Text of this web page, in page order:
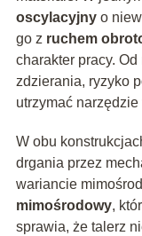
oscylacyjnyo
go z ruchem
charakter pracy.
zdzierania, ryzyko
utrzymać narzędzie
W obu
drgania przez
wariancie
mimośrodowy,
sprawia, że talerz